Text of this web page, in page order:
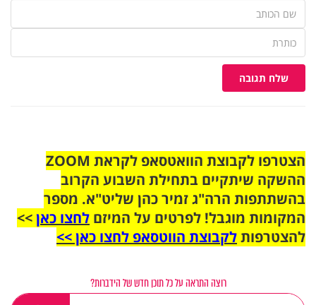
שלח תגובה
הצטרפו לקבוצת הוואטסאפ לקראת ZOOM
ההשקה שיתקיים בתחילת השבוע הקרוב
בהשתתפות הרה"ג זמיר כהן שליט"א. מספר
המקומות מוגבל! לפרטים על המיזם לחצו כאן>>
להצטרפותלקבוצת הווטסאפ לחצו כאן >>
רוצה התראה על כל תוכן חדש של הידברות?